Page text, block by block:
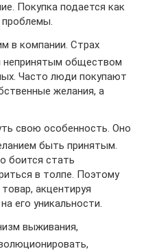
Покупка подается как
в компании. Страх
непринятым обществом
Часто люди покупают
желания, а
свою особенность. Оно
быть принятым.
боится стать
в толпе. Поэтому
акцентируя
его уникальности.
выживания,